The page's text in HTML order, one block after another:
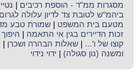
מסגרות ממ"ד - הוספת רכיבים
ביהמ"ש לטובת צד לדיון עלולה
מטעם בית המשפט |שמורת טבע
זכות הדיירים בגין אי התאמה
קוצו של ו'... |שאלות הבהרה ושכרן
ומשנה (נון סגולה)
ידוי נידוי